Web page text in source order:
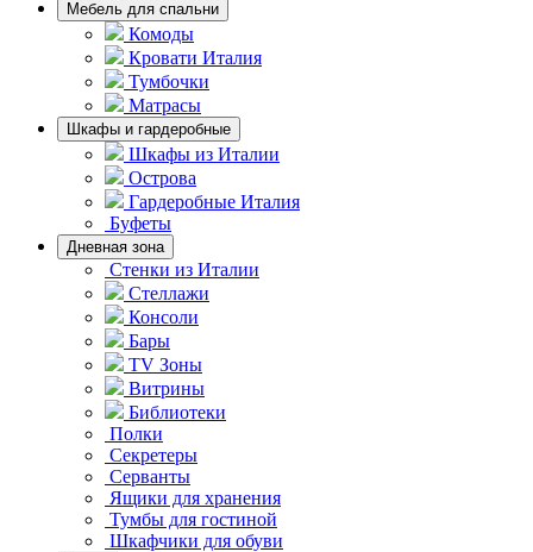
Мебель для спальни
Комоды
Кровати Италия
Тумбочки
Матрасы
Шкафы и гардеробные
Шкафы из Италии
Острова
Гардеробные Италия
Буфеты
Дневная зона
Стенки из Италии
Стеллажи
Консоли
Бары
TV Зоны
Витрины
Библиотеки
Полки
Секретеры
Серванты
Ящики для хранения
Тумбы для гостиной
Шкафчики для обуви